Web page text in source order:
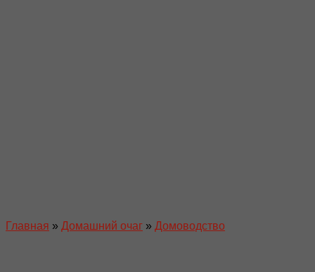
Главная » Домашний очаг » Домоводство